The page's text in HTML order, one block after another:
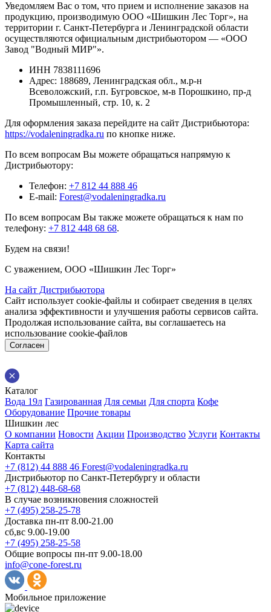
Уведомляем Вас о том, что прием и исполнение заказов на
продукцию, производимую ООО «Шишкин Лес Торг», на
территории г. Санкт-Петербурга и Ленинградской области
осуществляются официальным дистрибьютором — «ООО
Завод "Водный МИР"».
ИНН 7838111696
Адрес: 188689, Ленинградская обл., м.р-н
Всеволожский, г.п. Бугровское, м-в Порошкино, пр-д
Промышленный, стр. 10, к. 2
Для оформления заказа перейдите на сайт Дистрибьютора:
https://vodaleningradka.ru по кнопке ниже.
По всем вопросам Вы можете обращаться напрямую к
Дистрибьютору:
Телефон: +7 812 44 888 46
E-mail: Forest@vodaleningradka.ru
По всем вопросам Вы также можете обращаться к нам по
телефону: +7 812 448 68 68.
Будем на связи!
С уважением, ООО «Шишкин Лес Торг»
На сайт Дистрибьютора
Сайт использует cookie-файлы и собирает сведения в целях
анализа эффективности и улучшения работы сервисов сайта.
Продолжая использование сайта, вы соглашаетесь на
использование cookie-файлов
Согласен
Каталог
Вода 19л Газированная Для семьи Для спорта Кофе
Оборудование Прочие товары
Шишкин лес
О компании Новости Акции Производство Услуги Контакты
Карта сайта
Контакты
+7 (812) 44 888 46 Forest@vodaleningradka.ru
Дистрибьютор по Санкт-Петербургу и области
+7 (812) 448-68-68
В случае возникновения сложностей
+7 (495) 258-25-78
Доставка пн-пт 8.00-21.00
сб,вс 9.00-19.00
+7 (495) 258-25-58
Общие вопросы пн-пт 9.00-18.00
info@cone-forest.ru
Мобильное приложение